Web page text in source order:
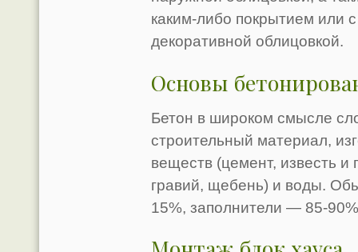
каким-либо покрытием или
декоративной облицовкой.
Основы
Бетон в широком смысле
строительный материал,
веществ (цемент, известь и
гравий, щебень) и воды.
15%, заполнители — 85-